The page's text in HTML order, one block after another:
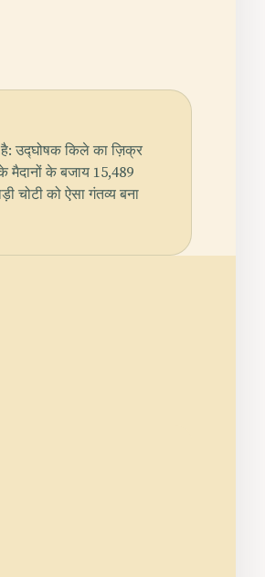
उद्घोषक किले का ज़िक्र
मैदानों के बजाय 15,489
चोटी को ऐसा गंतव्य बना